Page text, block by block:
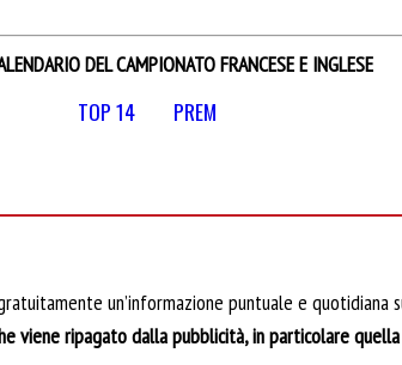
DEL CAMPIONATO FRANCESE E INGLESE
TOP 14 PREM
un’informazione puntuale e quotidiana
viene ripagato dalla pubblicità, in particolare